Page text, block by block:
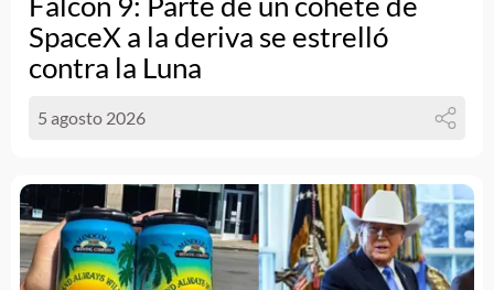
SpaceX a la deriva se estrelló
contra la Luna
5 agosto 2026